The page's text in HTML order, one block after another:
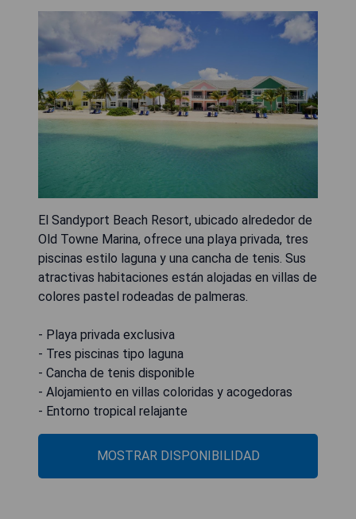
El Sandyport Beach Resort, ubicado alrededor de
Old Towne Marina, ofrece una playa privada, tres
piscinas estilo laguna y una cancha de tenis. Sus
atractivas habitaciones están alojadas en villas de
colores pastel rodeadas de palmeras.
- Playa privada exclusiva
- Tres piscinas tipo laguna
- Cancha de tenis disponible
- Alojamiento en villas coloridas y acogedoras
- Entorno tropical relajante
MOSTRAR DISPONIBILIDAD